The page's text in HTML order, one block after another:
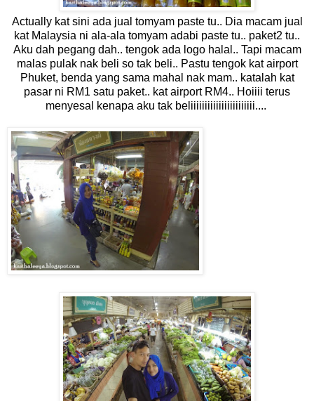
Actually kat sini ada jual tomyam paste tu.. Dia macam jual
kat Malaysia ni ala-ala tomyam adabi paste tu.. paket2 tu..
Aku dah pegang dah.. tengok ada logo halal.. Tapi macam
malas pulak nak beli so tak beli.. Pastu tengok kat airport
Phuket, benda yang sama mahal nak mam.. katalah kat
pasar ni RM1 satu paket.. kat airport RM4.. Hoiiii terus
menyesal kenapa aku tak beliiiiiiiiiiiiiiiiiiiiiii....